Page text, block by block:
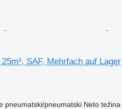
SAF, Mehrfach auf Lager
pneumatski/pneumatski Neto težina